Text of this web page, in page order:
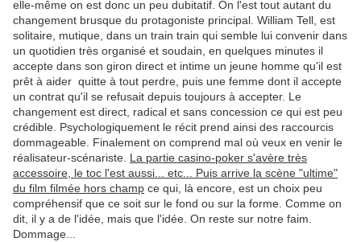
elle-même on est donc un peu dubitatif. On l'est tout autant du
changement brusque du protagoniste principal. William Tell, est
solitaire, mutique, dans un train train qui semble lui convenir dans
un quotidien très organisé et soudain, en quelques minutes il
accepte dans son giron direct et intime un jeune homme qu'il est
prêt à aider quitte à tout perdre, puis une femme dont il accepte
un contrat qu'il se refusait depuis toujours à accepter. Le
changement est direct, radical et sans concession ce qui est peu
crédible. Psychologiquement le récit prend ainsi des raccourcis
dommageable. Finalement on comprend mal où veux en venir le
réalisateur-scénariste. La partie casino-poker s'avère très
accessoire, le toc l'est aussi... etc... Puis arrive la scène "ultime"
du film filmée hors champ ce qui, là encore, est un choix peu
compréhensif que ce soit sur le fond ou sur la forme. Comme on
dit, il y a de l'idée, mais que l'idée. On reste sur notre faim.
Dommage...